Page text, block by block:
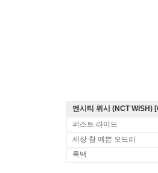
퍼스트 라이드
세상 참 예쁜 오드리
룩백